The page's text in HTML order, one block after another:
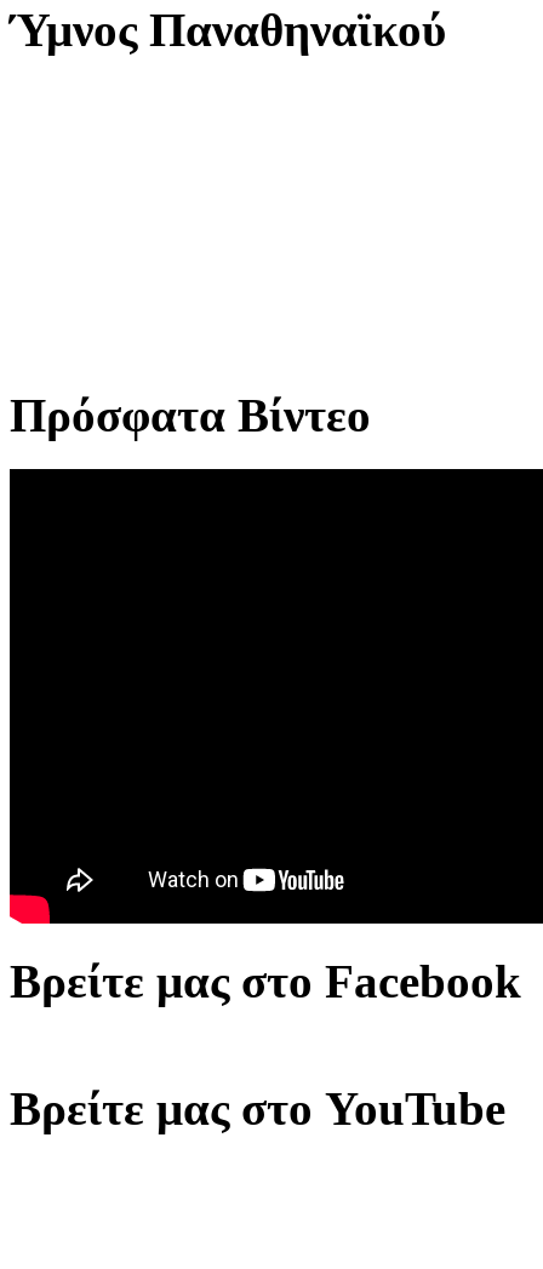
Ύμνος Παναθηναϊκού
Πρόσφατα Βίντεο
Βρείτε μας στο Facebook
Βρείτε μας στο YouTube